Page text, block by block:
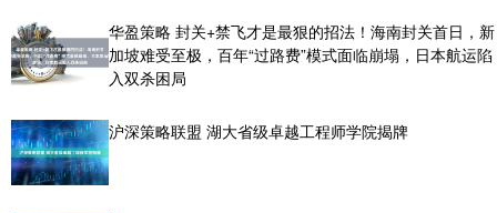
华盈策略 封关+禁飞才是最狠的招法！海南封关首日，新
加坡难受至极，百年“过路费”模式面临崩塌，日本航运陷
入双杀困局
沪深策略联盟 湖大省级卓越工程师学院揭牌